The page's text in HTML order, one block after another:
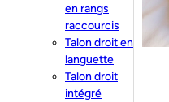
en rangs
raccourcis
Talon droit en
languette
Talon droit
intégré